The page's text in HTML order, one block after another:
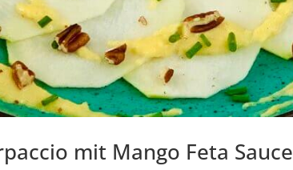
mit Mango Feta Sauce